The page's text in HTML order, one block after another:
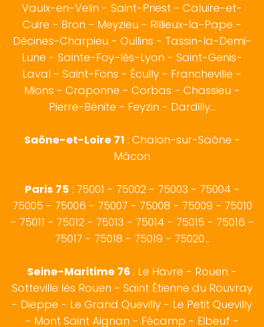
Vaulx-en-Velin - Saint-Priest - Caluire-et-
Cuire - Bron - Meyzieu - Rillieux-la-Pape -
Décines-Charpieu - Oullins - Tassin-la-Demi-
Lune - Sainte-Foy-lès-Lyon - Saint-Genis-
Laval - Saint-Fons - Écully - Francheville -
Mions - Craponne - Corbas - Chassieu -
Pierre-Bénite - Feyzin - Dardilly...
Saône-et-Loire 71: Chalon-sur-Saône -
Mâcon
Paris 75: 75001 - 75002 - 75003 - 75004 -
75005 - 75006 - 75007 - 75008 - 75009 - 75010
- 75011 - 75012 - 75013 - 75014 - 75015 - 75016 -
75017 - 75018 - 75019 - 75020...
Seine-Maritime 76 : Le Havre - Rouen -
Sotteville lès Rouen - Saint Étienne du Rouvray
- Dieppe - Le Grand Quevilly - Le Petit Quevilly
- Mont Saint Aignan - Fécamp - Elbeuf -